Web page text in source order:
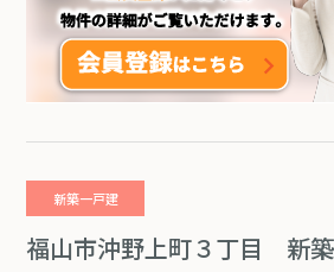
新築一戸建
福山市沖野上町３丁目 新